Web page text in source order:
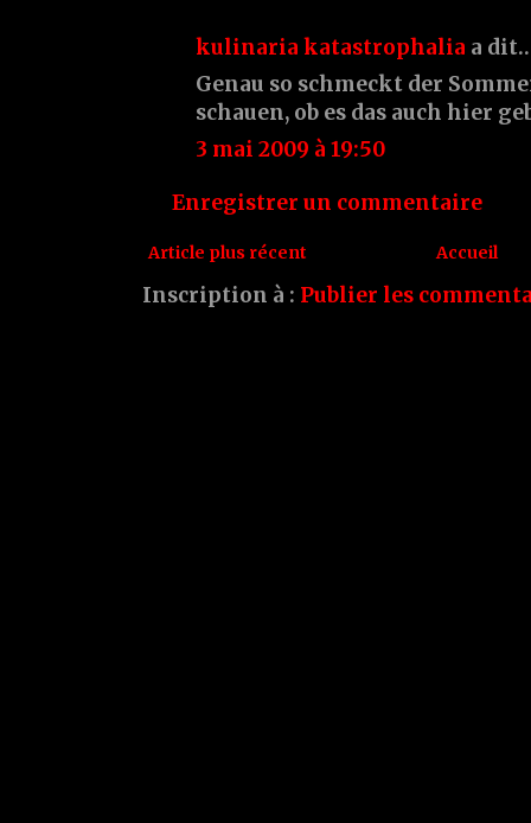
kulinaria katastrophalia a
Genau so schmeckt der
schauen, ob es das auch hier
3 mai 2009 à 19:50
Enregistrer un commentaire
Article plus récent Accueil
Inscription à : Publier les